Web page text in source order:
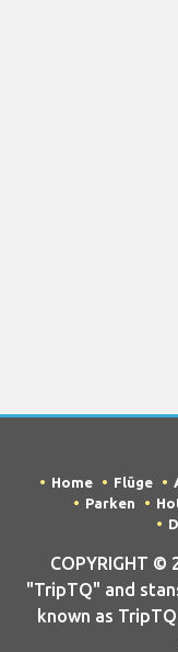
Home Flüge
Parken
COPYRIGHT ©
"TripTQ" and
known as